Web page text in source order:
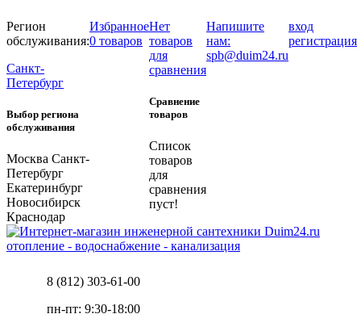
Регион
обслуживания:
Санкт-
Петербург
Выбор региона
обслуживания
Москва Санкт-
Петербург
Екатеринбург
Новосибирск
Краснодар
Избранное
0 товаров
Нет
товаров
для
сравнения
Сравнение
товаров
Список
товаров
для
сравнения
пуст!
Напишите
нам:
spb@duim24.ru
вход
регистрация
отопление - водоснабжение - канализация
8 (812) 303-61-00
пн-пт: 9:30-18:00